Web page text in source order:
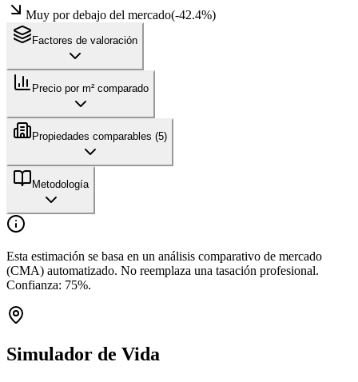
Muy por debajo del mercado(-42.4%)
Factores de valoración
Precio por m² comparado
Propiedades comparables (5)
Metodología
Esta estimación se basa en un análisis comparativo de mercado
(CMA) automatizado. No reemplaza una tasación profesional.
Confianza: 75%.
Simulador de Vida